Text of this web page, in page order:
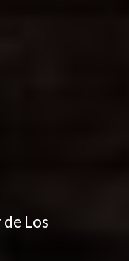
Los